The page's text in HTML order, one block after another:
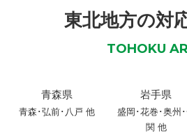
東北地方の対
TOHOKU
青森県
青森 ･弘前･ 八戸 他
岩手県
盛岡 ･花巻 ･奥州 ･
関 他